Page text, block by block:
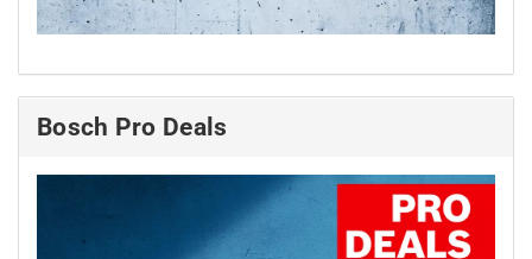
Bosch Pro Deals